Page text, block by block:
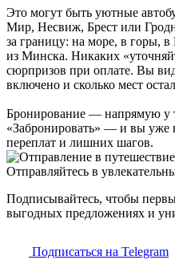
Это могут быть уютные
Мир, Несвиж, Брест или
за границу: на море, в горы,
из Минска. Никаких
сюрпризов при оплате. Вы
включено и сколько мест
Бронирование — напрямую у
«Забронировать» — и вы уже
переплат и лишних шагов.
Отправляйтесь в
Подписывайтесь, чтобы
выгодных предложениях и
Подписаться на Telegram